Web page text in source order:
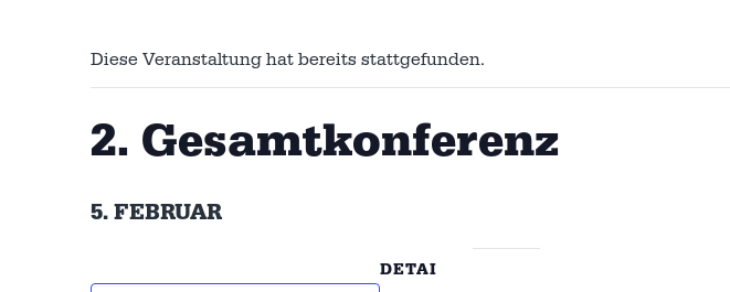
Diese Veranstaltung hat bereits stattgefunden.
2. Gesamtkonferenz
5. FEBRUAR
DETAI